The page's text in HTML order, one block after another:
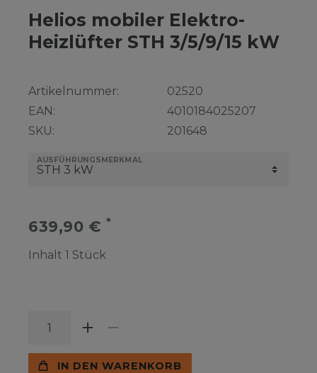
Helios mobiler Elektro-
Heizlüfter STH 3/5/9/15 kW
Artikelnummer:
EAN:
SKU:
02520
4010184025207
201648
AUSFÜHRUNGSMERKMAL
639,90 € *
Inhalt 1 Stück
IN DEN WARENKORB